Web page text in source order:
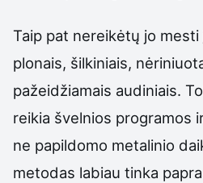
Taip pat nereikėtų jo
plonais, šilkiniais,
pažeidžiamais audiniais.
reikia švelnios programos
ne papildomo metalinio
metodas labiau tinka